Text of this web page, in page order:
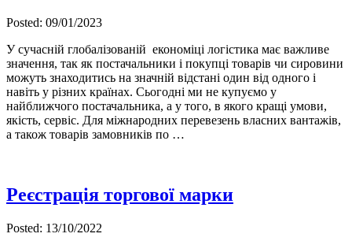
Posted: 09/01/2023
У сучасній глобалізованій економіці логістика має важливе
значення, так як постачальники і покупці товарів чи сировини
можуть знаходитись на значній відстані один від одного і
навіть у різних країнах. Сьогодні ми не купуємо у
найближчого постачальника, а у того, в якого кращі умови,
якість, сервіс. Для міжнародних перевезень власних вантажів,
а також товарів замовників по …
Реєстрація торгової марки
Posted: 13/10/2022